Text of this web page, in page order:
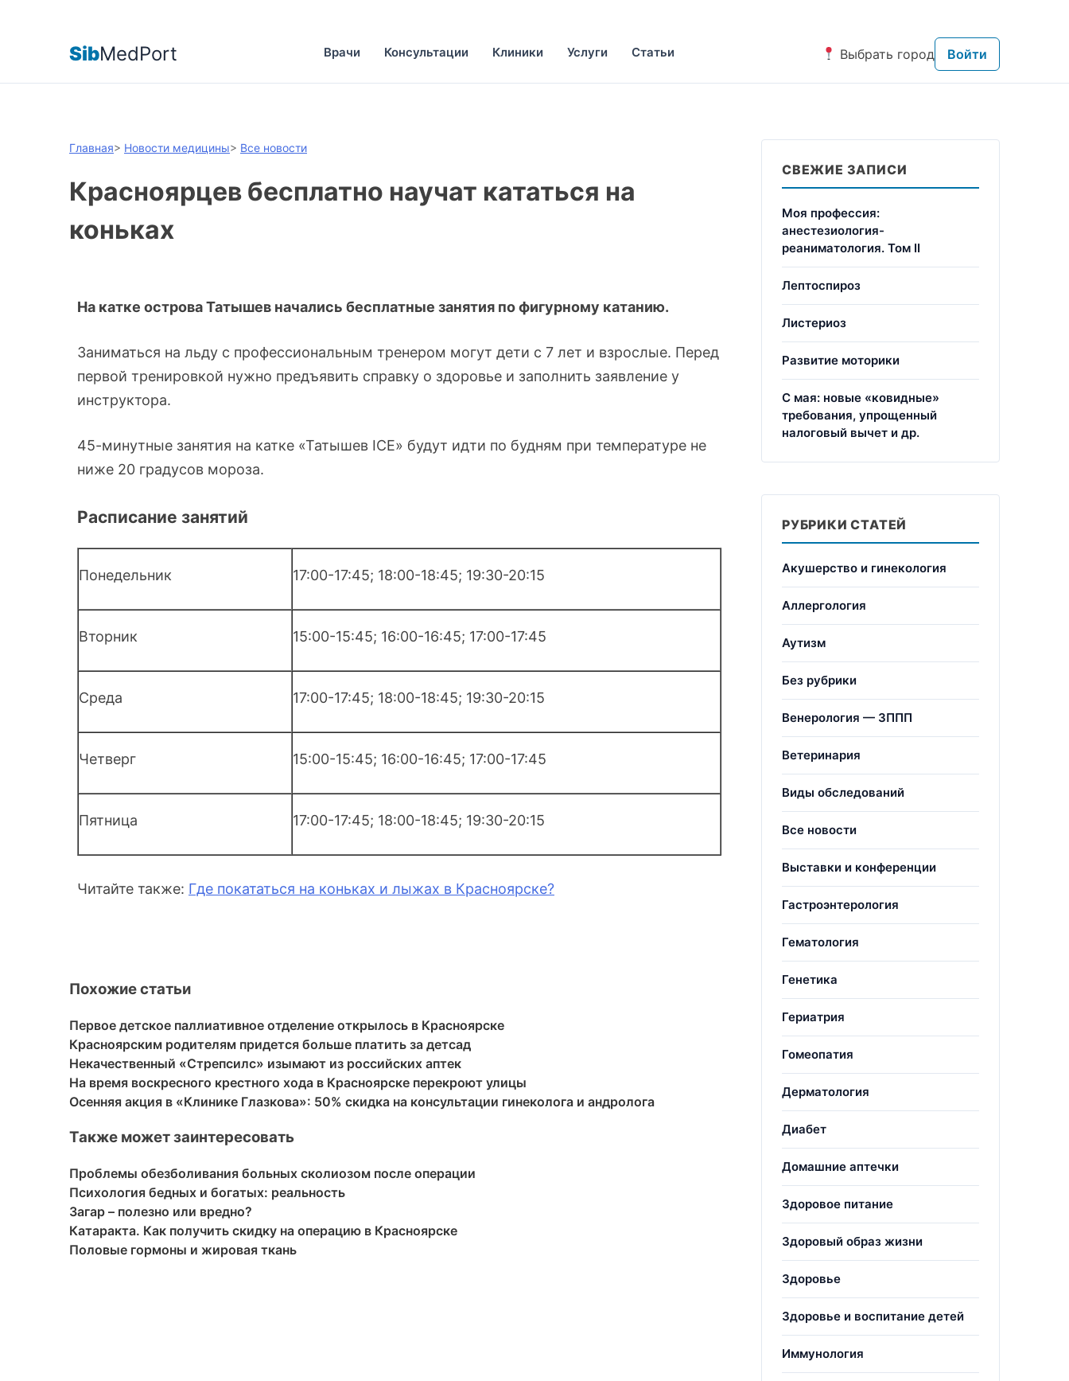
SibMedPort Врачи Консультации Клиники Услуги Статьи Выбрать город Войти
Главная> Новости медицины> Все новости
Красноярцев бесплатно научат кататься на
коньках
На катке острова Татышев начались бесплатные занятия по фигурному катанию.
Заниматься на льду с профессиональным тренером могут дети с 7 лет и взрослые. Перед
первой тренировкой нужно предъявить справку о здоровье и заполнить заявление у
инструктора.
45-минутные занятия на катке «Татышев ICE» будут идти по будням при температуре не
ниже 20 градусов мороза.
Расписание занятий
Понедельник 17:00-17:45; 18:00-18:45; 19:30-20:15
Вторник 15:00-15:45; 16:00-16:45; 17:00-17:45
Среда 17:00-17:45; 18:00-18:45; 19:30-20:15
Четверг 15:00-15:45; 16:00-16:45; 17:00-17:45
Пятница 17:00-17:45; 18:00-18:45; 19:30-20:15
Читайте также: Где покататься на коньках и лыжах в Красноярске?
Похожие статьи
Первое детское паллиативное отделение открылось в Красноярске
Красноярским родителям придется больше платить за детсад
Некачественный «Стрепсилс» изымают из российских аптек
На время воскресного крестного хода в Красноярске перекроют улицы
Осенняя акция в «Клинике Глазкова»: 50% скидка на консультации гинеколога и андролога
Также может заинтересовать
Проблемы обезболивания больных сколиозом после операции
Психология бедных и богатых: реальность
Загар – полезно или вредно?
Катаракта. Как получить скидку на операцию в Красноярске
Половые гормоны и жировая ткань
СВЕЖИЕ ЗАПИСИ
Моя профессия:
анестезиология-
реаниматология. Том II
Лептоспироз
Листериоз
Развитие моторики
С мая: новые «ковидные»
требования, упрощенный
налоговый вычет и др.
РУБРИКИ СТАТЕЙ
Акушерство и гинекология
Аллергология
Аутизм
Без рубрики
Венерология — ЗППП
Ветеринария
Виды обследований
Все новости
Выставки и конференции
Гастроэнтерология
Гематология
Генетика
Гериатрия
Гомеопатия
Дерматология
Диабет
Домашние аптечки
Здоровое питание
Здоровый образ жизни
Здоровье
Здоровье и воспитание детей
Иммунология